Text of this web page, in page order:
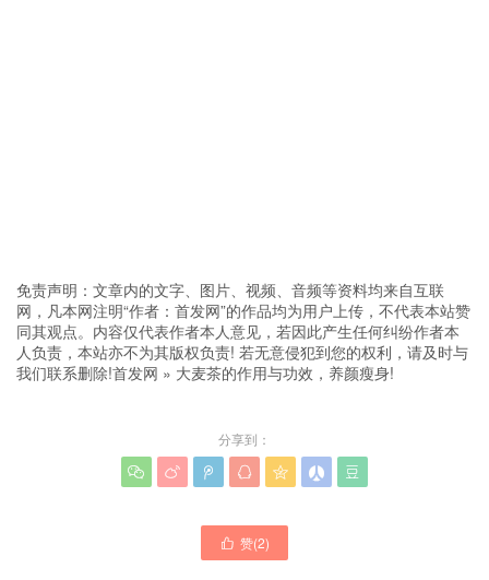
免责声明：文章内的文字、图片、视频、音频等资料均来自互联
网，凡本网注明“作者：首发网”的作品均为用户上传，不代表本站赞
同其观点。内容仅代表作者本人意见，若因此产生任何纠纷作者本
人负责，本站亦不为其版权负责! 若无意侵犯到您的权利，请及时与
我们联系删除!首发网 » 大麦茶的作用与功效，养颜瘦身!
分享到：
      
 赞(2)